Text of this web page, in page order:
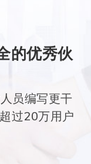
的优秀伙
员编写更干
过20万用户